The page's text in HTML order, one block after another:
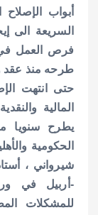
أبواب الإصلاح
السريعة الى
فرص العمل في
طرحه منذ عقد
حتى انتهت
المالية
يطرح سنويا
الحكومية
شيرواني ،
-أربيل في
للمشكلات